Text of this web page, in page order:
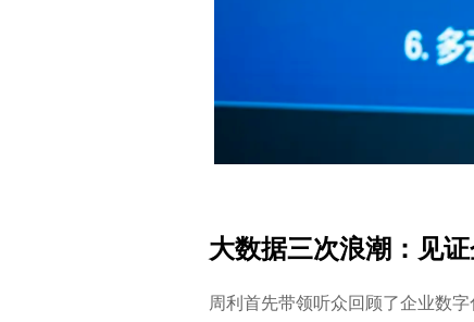
大数据三次浪潮：见
周利首先带领听众回顾了企业数